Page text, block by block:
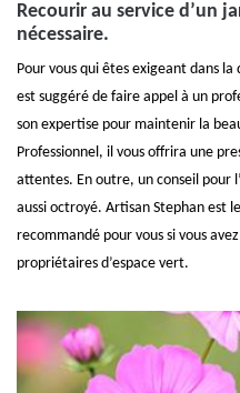
Recourir au service d’un
nécessaire.
Pour vous qui êtes exigeant dans
est suggéré de faire appel à un
son expertise pour maintenir la
Professionnel, il vous offrira une
attentes. En outre, un conseil pour
aussi octroyé. Artisan Stephan est
recommandé pour vous si vous
propriétaires d’espace vert.